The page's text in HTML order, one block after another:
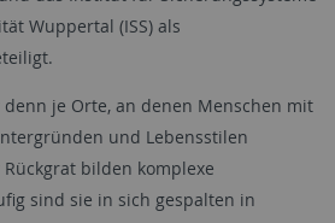
Wuppertal (ISS) als
je Orte, an denen Menschen mit
und Lebensstilen
bilden komplexe
sind sie in sich gespalten in